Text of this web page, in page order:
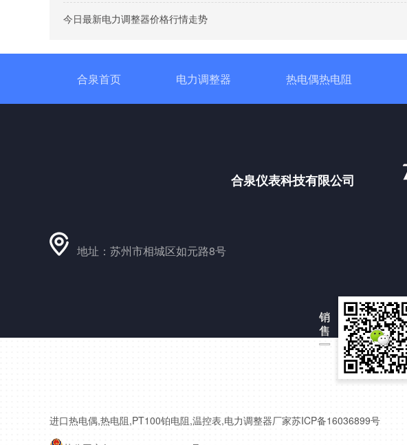
今日最新电力调整器价格行情走势
合泉首页 电力调整器 热电偶热电阻
合泉仪表科技有限公司
地址：苏州市相城区如元路8号
销
售
一
进口热电偶,热电阻,PT100铂电阻,温控表,电力调整器厂家苏ICP备16036899号